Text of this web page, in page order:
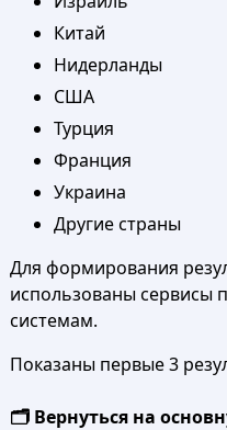
Китай
Нидерланды
США
Турция
Франция
Украина
Другие страны
Для формирования
использованы сервисы
системам.
Показаны первые 3
🗂️ Вернуться на